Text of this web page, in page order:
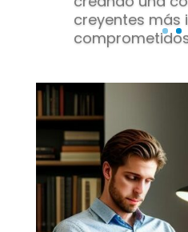
creyentes más